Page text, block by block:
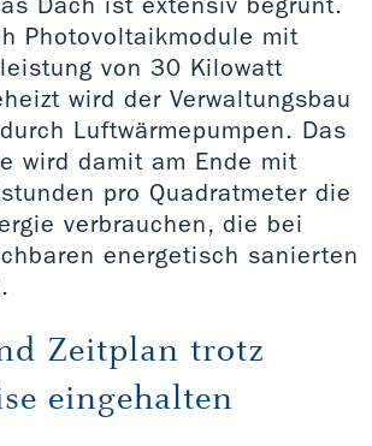
Photovoltaikmodule mit
von 30 Kilowatt
wird der Verwaltungsbau
Luftwärmepumpen. Das
wird damit am Ende mit
pro Quadratmeter die
verbrauchen, die bei
energetisch sanierten
Zeitplan trotz
eingehalten